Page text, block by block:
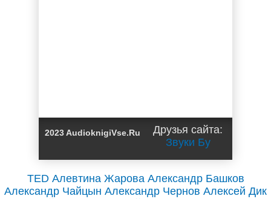
2023 AudioknigiVse.Ru
Друзья сайта:
Звуки Бу
TED Алевтина Жарова Александр Башков
Александр Чайцын Александр Чернов Алексей Дик